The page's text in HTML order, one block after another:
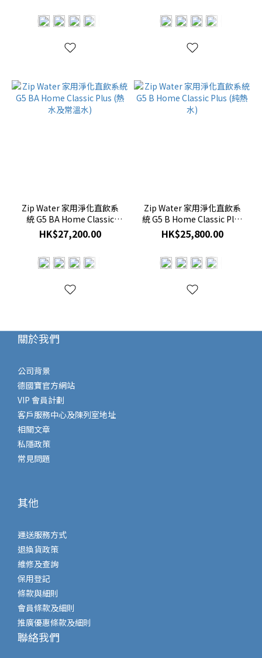
Zip Water 家用淨化直飲系
統 G5 BA Home Classic
Plus (熱水及常溫水)
HK$27,200.00
Zip Water 家用淨化直飲系
統 G5 B Home Classic Plus
(純熱水)
HK$25,800.00
關於我們
公司背景
德國寶官方網站
VIP 會員計劃
客戶服務中心及陳列室地址
相關文章
私隱政策
常見問題
其他
運送服務方式
退換貨政策
維修及查詢
保用登記
條款與細則
會員條款及細則
推廣優惠條款及細則
聯絡我們